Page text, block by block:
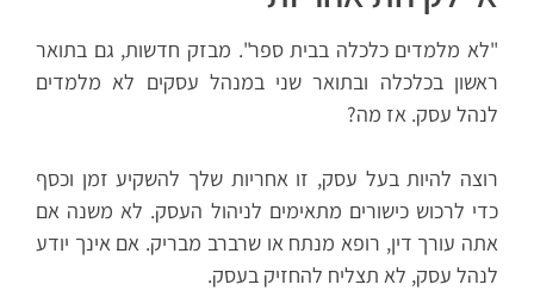
"לא מלמדים כלכלה בבית ספר". מבזק חדשות, גם בתואר
ראשון בכלכלה ובתואר שני במנהל עסקים לא מלמדים
לנהל עסק. אז מה?
רוצה להיות בעל עסק, זו אחריות שלך להשקיע זמן וכסף
כדי לרכוש כישורים מתאימים לניהול העסק. לא משנה אם
אתה עורך דין, רופא מנתח או שרברב מבריק. אם אינך יודע
לנהל עסק, לא תצליח להחזיק בעסק.